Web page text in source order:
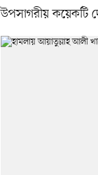
উপসাগরীয় কয়েকটি